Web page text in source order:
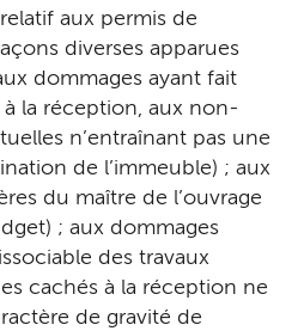
aux permis de
diverses apparues
dommages ayant fait
à la réception, aux non-
n’entraînant pas une
de l’immeuble) ; aux
du maître de l’ouvrage
; aux dommages
des travaux
cachés à la réception ne
de gravité de